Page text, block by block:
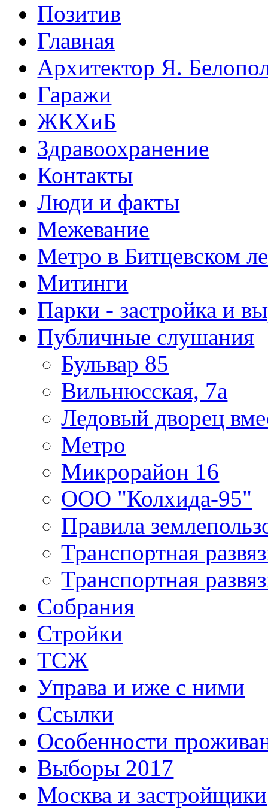
Позитив
Главная
Архитектор Я.
Гаражи
ЖКХиБ
Здравоохранение
Контакты
Люди и факты
Межевание
Метро в Битцевском
Митинги
Парки - застройка и
Публичные слушания
Бульвар 85
Вильнюсская, 7а
Ледовый дворец
Метро
Микрорайон 16
ООО "Колхида-95"
Правила
Транспортная
Транспортная
Собрания
Стройки
ТСЖ
Управа и иже с ними
Ссылки
Особенности
Выборы 2017
Москва и застройщики